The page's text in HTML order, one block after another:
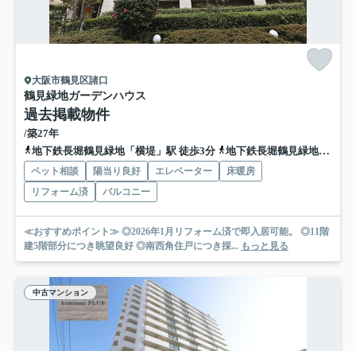
大阪市鶴見区諸口
鶴見緑地ガーデンハウス
過去掲載物件
/築27年
地下鉄長堀鶴見緑地「横堤」駅 徒歩3分
地下鉄長堀鶴見緑地「鶴見緑地」駅 徒歩14分
ペット相談 陽当り良好 エレベーター
床暖房
リフォーム済
バルコニー
≪おすすめポイント≫ ◎2026年1月リフォーム済で即入居可能。 ◎11階
建5階部分につき眺望良好 ◎南西角住戸につき採... もっと見る
中古マンション